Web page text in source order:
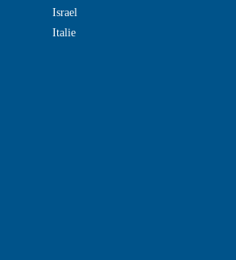
Israel
Italie